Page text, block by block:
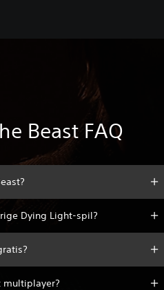
Beast FAQ
Dying Light-spil?
multiplayer?